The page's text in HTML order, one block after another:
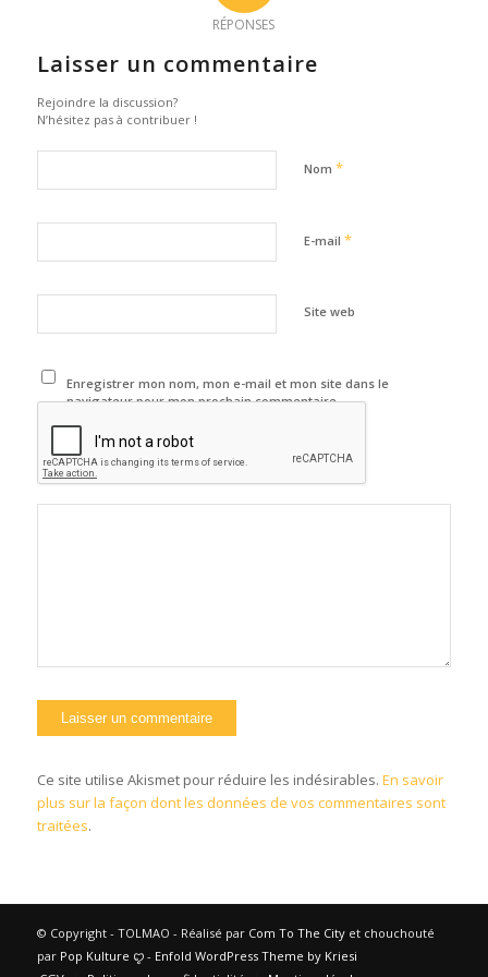
RÉPONSES
Laisser un commentaire
Rejoindre la discussion?
N’hésitez pas à contribuer !
Nom *
E-mail *
Site web
Enregistrer mon nom, mon e-mail et mon site dans le
navigateur pour mon prochain commentaire.
Ce site utilise Akismet pour réduire les indésirables. En savoir
plus sur la façon dont les données de vos commentaires sont
traitées.
© Copyright - TOLMAO - Réalisé par Com To The City et chouchouté
par Pop Kulture ꨄ︎ - Enfold WordPress Theme by Kriesi